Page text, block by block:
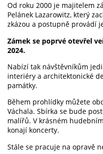
Od roku 2000 je majitelem
Pelánek Lazarowitz, který
zkázou a postupně provádí
Zámek se poprvé otevřel
2024.
Nabízí tak návštěvníkům
interiéry a architektonické
památky.
Během prohlídky můžete
Váchala. Sbírka se bude
malířů. V krásném
konají koncerty.
Stále se pracuje na opravě